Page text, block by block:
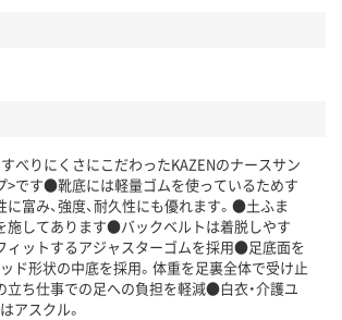
べりにくさにこだわったKAZENのナースサン
>です●靴底には軽量ゴムを使っているためす
に富み、強度、耐久性にも優れます。●土ふま
施してあります●バックベルトは着脱しやす
ィットするアジャスターゴムを採用●足底面を
ド形状の中底を採用。体重を足裏全体で受け止
立ち仕事での足への負担を軽減●白衣・介護ユ
アスクル。